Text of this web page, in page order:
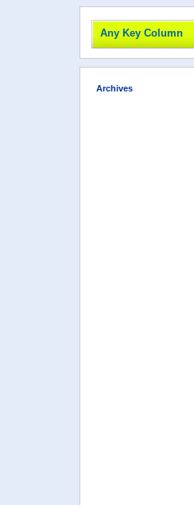
Any Key Column
Archives